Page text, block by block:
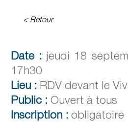
< Retour
Date : jeudi 18
17h30
Lieu : RDV devant le
Public : Ouvert à tous
Inscription : obligatoire